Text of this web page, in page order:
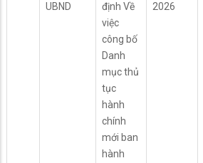
UBND
định Về
việc
công bố
Danh
mục thủ
tục
hành
chính
mới ban
hành
2026